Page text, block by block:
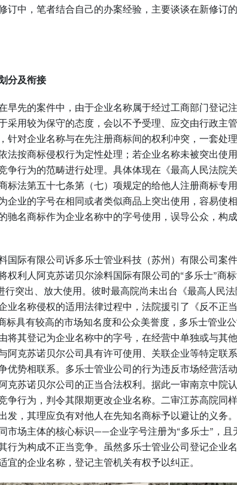
订中，笔者结合自己的办案经验，主要谈谈在新修订
分及衔接
早先的案件中，由于企业名称属于经过工商部门登记
采用较为保守的态度，会以不予受理、应交由行政主
针对企业名称与在先注册商标间的权利冲突，一套处
法按商标侵权行为定性处理；若企业名称未被突出使
争行为的范畴进行处理。具体体现在《最高人民法院
标法第五十七条第（七）项规定的给他人注册商标专
企业的字号在相同或者类似商品上突出使用，容易使
驰名商标作为企业名称中的字号使用，误导公众，构
国际有限公司诉多乐士管业科技（苏州）有限公司案
权利人阿克苏诺贝尔涂料国际有限公司的“多乐士”商
行突出、放大使用。彼时最高院尚未出台《最高人民
业名称侵权的适用法律过程中，法院援引了《反不正
标具有较高的市场知名度和公众美誉度，多乐士管业
将其登记为企业名称中的字号，在经营中单独或与其
阿克苏诺贝尔公司具有许可使用、关联企业等特定联
优势相联系。多乐士管业公司的行为违反市场经营活
克苏诺贝尔公司的正当合法权利。据此一审南京中院
争行为，判令其限期更改企业名称。二审江苏高院同
发，其理应负有对他人在先知名商标予以避让的义务
市场主体的核心标识——企业字号注册为“多乐士”，
行为构成不正当竞争。虽然多乐士管业公司登记企业
的企业名称，登记主管机关有权予以纠正。